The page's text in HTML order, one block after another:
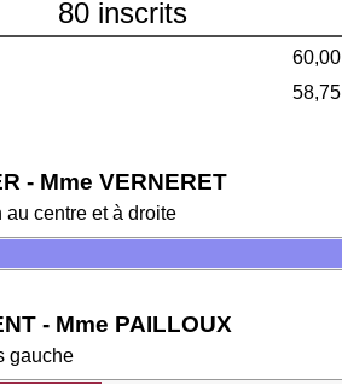
80 inscrits
- Mme VERNERET
au centre et à droite
- Mme PAILLOUX
gauche